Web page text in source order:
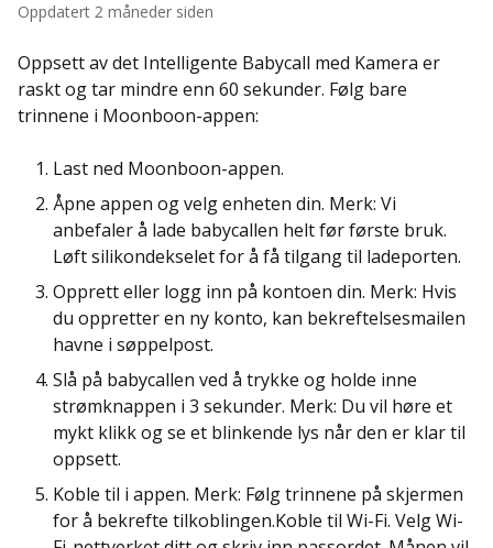
Oppdatert 2 måneder siden
Oppsett av det Intelligente Babycall med Kamera er
raskt og tar mindre enn 60 sekunder. Følg bare
trinnene i Moonboon-appen:
Last ned Moonboon-appen.
Åpne appen og velg enheten din. Merk: Vi
anbefaler å lade babycallen helt før første bruk.
Løft silikondekselet for å få tilgang til ladeporten.
Opprett eller logg inn på kontoen din. Merk: Hvis
du oppretter en ny konto, kan bekreftelsesmailen
havne i søppelpost.
Slå på babycallen ved å trykke og holde inne
strømknappen i 3 sekunder. Merk: Du vil høre et
mykt klikk og se et blinkende lys når den er klar til
oppsett.
Koble til i appen. Merk: Følg trinnene på skjermen
for å bekrefte tilkoblingen.Koble til Wi-Fi. Velg Wi-